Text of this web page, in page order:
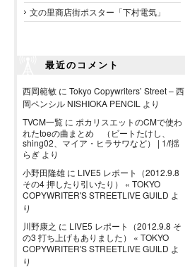
文の里商店街ポスター「下村電気」
最近のコメント
西岡範敏 に Tokyo Copywriters’ Street – 西
岡ペンシル NISHIOKA PENCIL より
TVCM一覧 に ポカリスエットのCMで使わ
れたtoeの曲まとめ （ビートたけし、
shing02、マイア・ヒラサワなど） | 1/f揺
らぎ より
小野田隆雄 に LIVE5 レポート（2012.9.8
その4 押したり引いたり） « TOKYO
COPYWRITER'S STREETLIVE GUILD よ
り
川野康之 に LIVE5 レポート（2012.9.8 そ
の3 打ち上げもありました） « TOKYO
COPYWRITER'S STREETLIVE GUILD よ
り